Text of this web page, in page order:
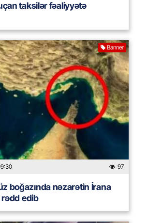
taksilər fəaliyyətə
Banner
97
boğazında nəzarətin İrana
edib